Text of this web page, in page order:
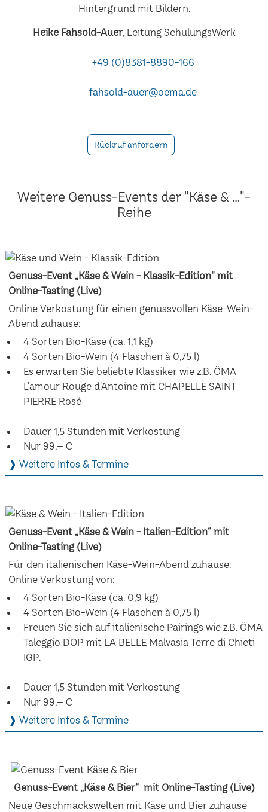
Heike Fahsold-Auer, Leitung SchulungsWerk
+49 (0)8381-8890-166
fahsold-auer@oema.de
Rückruf anfordern
Weitere Genuss-Events der "Käse & ..."-
Reihe
Genuss-Event „Käse & Wein - Klassik-Edition" mit
Online-Tasting (Live)
Online Verkostung für einen genussvollen Käse-Wein-
Abend zuhause:
4 Sorten Bio-Käse (ca. 1,1 kg)
4 Sorten Bio-Wein (4 Flaschen à 0,75 l)
Es erwarten Sie beliebte Klassiker wie z.B. ÖMA
L'amour Rouge d'Antoine mit CHAPELLE SAINT
PIERRE Rosé
Dauer 1,5 Stunden mit Verkostung
Nur 99,– €
❱ Weitere Infos & Termine
Genuss-Event „Käse & Wein - Italien-Edition“ mit
Online-Tasting (Live)
Für den italienischen Käse-Wein-Abend zuhause:
Online Verkostung von:
4 Sorten Bio-Käse (ca. 0,9 kg)
4 Sorten Bio-Wein (4 Flaschen à 0,75 l)
Freuen Sie sich auf italienische Pairings wie z.B. ÖMA
Taleggio DOP mit LA BELLE Malvasia Terre di Chieti
IGP.
Dauer 1,5 Stunden mit Verkostung
Nur 99,– €
❱ Weitere Infos & Termine
Genuss-Event „Käse & Bier“ mit Online-Tasting (Live)
Neue Geschmackswelten mit Käse und Bier zuhause